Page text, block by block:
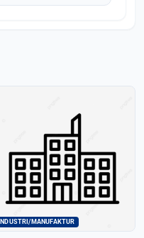
INDUSTRI/MANUFAKTUR